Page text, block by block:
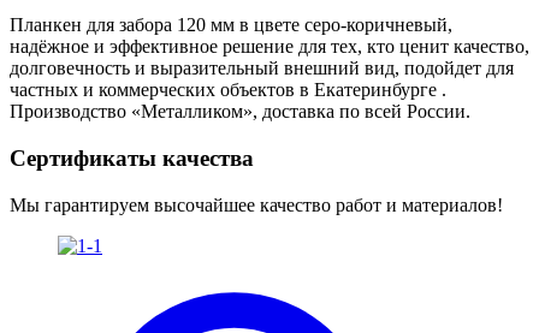
Планкен для забора 120 мм в цвете серо-коричневый,
надёжное и эффективное решение для тех, кто ценит качество,
долговечность и выразительный внешний вид, подойдет для
частных и коммерческих объектов в Екатеринбурге .
Производство «Металликом», доставка по всей России.
Сертификаты качества
Мы гарантируем высочайшее качество работ и материалов!